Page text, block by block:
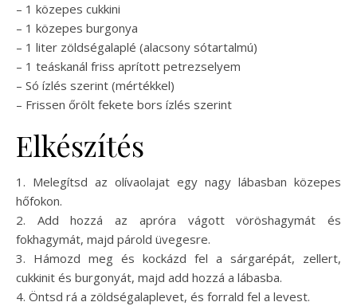
– 1 közepes cukkini
– 1 közepes burgonya
– 1 liter zöldségalaplé (alacsony sótartalmú)
– 1 teáskanál friss aprított petrezselyem
– Só ízlés szerint (mértékkel)
– Frissen őrölt fekete bors ízlés szerint
Elkészítés
1. Melegítsd az olívaolajat egy nagy lábasban közepes
hőfokon.
2. Add hozzá az apróra vágott vöröshagymát és
fokhagymát, majd párold üvegesre.
3. Hámozd meg és kockázd fel a sárgarépát, zellert,
cukkinit és burgonyát, majd add hozzá a lábasba.
4. Öntsd rá a zöldségalaplevet, és forrald fel a levest.